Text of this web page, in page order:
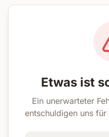
Etwas ist
Ein unerwarteter
entschuldigen uns